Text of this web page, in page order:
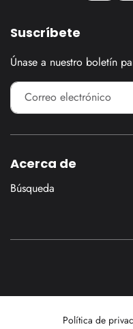
Suscríbete
Únase a nuestro boletín
Correo electrónico
Acerca de
Búsqueda
Política de